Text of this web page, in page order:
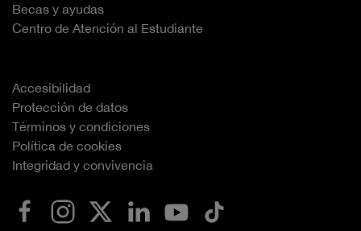
Becas y ayudas
Centro de Atención al Estudiante
Accesibilidad
Protección de datos
Términos y condiciones
Política de cookies
Integridad y convivencia